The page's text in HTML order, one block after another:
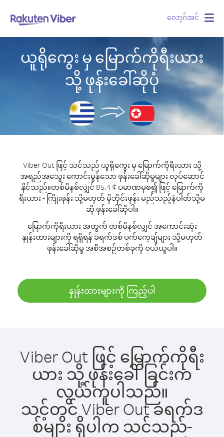
လော့ဂ်အင်
ယူရိုကွေး မှ မြောက်ကိုရီးယား
သို့ ဖုန်းခေါ်ဆိုပုံ
Viber Out ဖြင့် သင်သည် ယူရိုကွေး မှ မြောက်ကိုရီးယား သို့
အရည်အသွေး ကောင်းမွန်သော ဖုန်းခေါ်ဆိုမှုများ လုပ်ဆောင်
နိုင်သည်။တစ်မိနစ်လျှင် 85.4 ¢ ပမာဏမှစ၍ ဖြင့် မြောက်ကို
ရီးယား - ကြိုးဖုန်း သို့မဟုတ် မိုဘိုင်းဖုန်း မည်သည့်နံပါတ်သို့မ
ဆို ဖုန်းခေါ်ဆိုပါ။
မြောက်ကိုရီးယား အတွက် တစ်မိနစ်လျှင် အကောင်းဆုံး
နှုန်းထားများကို ရရှိရန် ခရက်ဒစ် ပက်ကေ့ချ်များ သို့မဟုတ်
ဖုန်းခေါ်ဆိုမှု အစီအစဉ်တစ်ခုကို ဝယ်ယူပါ။
နှုန်းထားများကို ကြည့်ပါ
Viber Out ဖြင့် မြောက်ကိုရီး
ယား သို့ ဖုန်းခေါ်ခြင်းက
လွယ်ကူပါသည်။
သင့်တွင် Viber Out ခရက်ဒ
စ်များ ရှိပါက သင်သည်-